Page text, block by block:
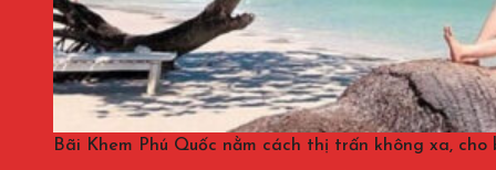
Bãi Khem Phú Quốc nằm cách thị trấn không xa, cho